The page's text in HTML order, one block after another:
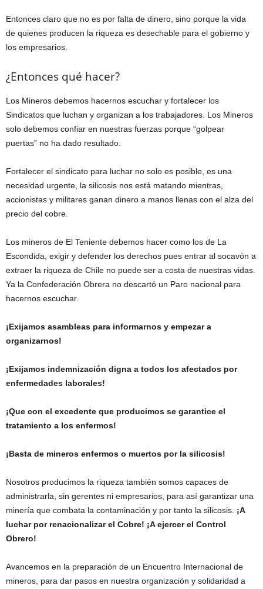
Entonces claro que no es por falta de dinero, sino porque la vida
de quienes producen la riqueza es desechable para el gobierno y
los empresarios.
¿Entonces qué hacer?
Los Mineros debemos hacernos escuchar y fortalecer los
Sindicatos que luchan y organizan a los trabajadores. Los Mineros
solo debemos confiar en nuestras fuerzas porque “golpear
puertas” no ha dado resultado.
Fortalecer el sindicato para luchar no solo es posible, es una
necesidad urgente, la silicosis nos está matando mientras,
accionistas y militares ganan dinero a manos llenas con el alza del
precio del cobre.
Los mineros de El Teniente debemos hacer como los de La
Escondida, exigir y defender los derechos pues entrar al socavón a
extraer la riqueza de Chile no puede ser a costa de nuestras vidas.
Ya la Confederación Obrera no descartó un Paro nacional para
hacernos escuchar.
¡Exijamos asambleas para informarnos y empezar a
organizarnos!
¡Exijamos indemnización digna a todos los afectados por
enfermedades laborales!
¡Que con el excedente que producimos se garantice el
tratamiento a los enfermos!
¡Basta de mineros enfermos o muertos por la silicosis!
Nosotros producimos la riqueza también somos capaces de
administrarla, sin gerentes ni empresarios, para así garantizar una
minería que combata la contaminación y por tanto la silicosis. ¡A
luchar por renacionalizar el Cobre! ¡A ejercer el Control
Obrero!
Avancemos en la preparación de un Encuentro Internacional de
mineros, para dar pasos en nuestra organización y solidaridad a